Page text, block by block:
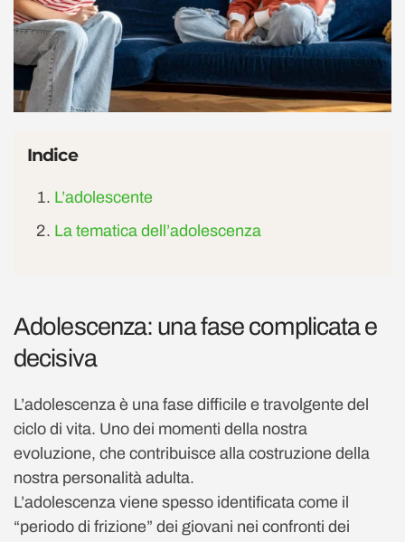
Indice
L’adolescente
La tematica dell’adolescenza
Adolescenza: una fase complicata e
decisiva
L’adolescenza è una fase difficile e travolgente del
ciclo di vita. Uno dei momenti della nostra
evoluzione, che contribuisce alla costruzione della
nostra personalità adulta.
L’adolescenza viene spesso identificata come il
“periodo di frizione” dei giovani nei confronti dei